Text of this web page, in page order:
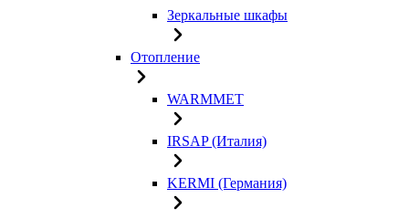
Зеркальные шкафы
Отопление
WARMMET
IRSAP (Италия)
KERMI (Германия)